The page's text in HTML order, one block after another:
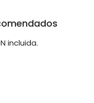
incluida.